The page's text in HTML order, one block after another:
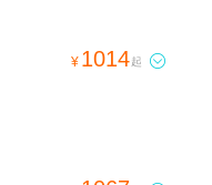
¥ 1014起 